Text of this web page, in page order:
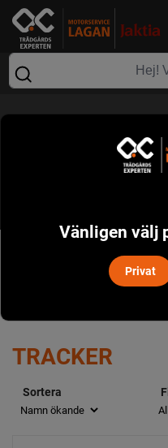
POPULÄRT I
TRACKER
Sortera
Vänligen välj
Privat